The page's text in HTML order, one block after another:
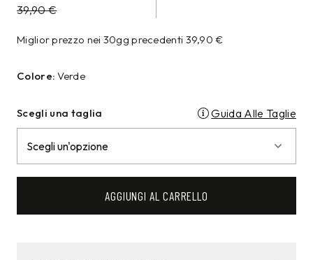
39,90€
Miglior prezzo nei 30gg precedenti 39,90€
Colore: Verde
Scegli una taglia Guida Alle Taglie
AGGIUNGI AL CARRELLO